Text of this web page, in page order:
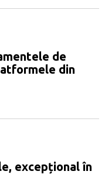
de
din
excepțional în